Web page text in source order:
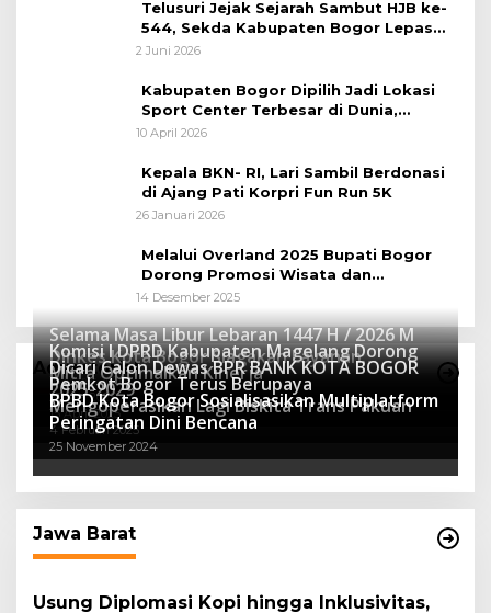
Telusuri Jejak Sejarah Sambut HJB ke-
544, Sekda Kabupaten Bogor Lepas
Gowes Napak Tilas Bogor
2 Juni 2026
Kabupaten Bogor Dipilih Jadi Lokasi
Sport Center Terbesar di Dunia,
Peluang Tingkatkan Pertumbuhan
10 April 2026
Kepala BKN- RI, Lari Sambil Berdonasi
di Ajang Pati Korpri Fun Run 5K
26 Januari 2026
Melalui Overland 2025 Bupati Bogor
Dorong Promosi Wisata dan
Pelestarian Alam
14 Desember 2025
Advertorial
Selama Masa Libur Lebaran 1447 H / 2026 M
Dinkes Kota Bogor Siagakan Layanan
Kesehatan
16 Maret 2026
Komisi I DPRD Kabupaten Magelang Dorong
Mitra Optimalkan Kinerja
27 Mei 2025
Dicari Calon Dewas BPR BANK KOTA BOGOR
2025-2029
15 April 2025
Pemkot Bogor Terus Berupaya
Mengoperasikan Lagi Biskita Trans Pakuan
4 Februari 2025
BPBD Kota Bogor Sosialisasikan Multiplatform
Peringatan Dini Bencana
25 November 2024
Jawa Barat
Usung Diplomasi Kopi hingga Inklusivitas,